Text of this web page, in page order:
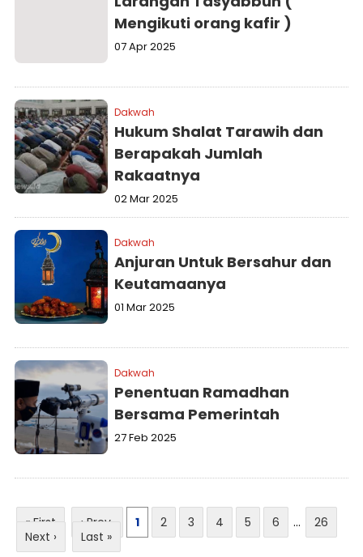
Mengikuti orang kafir )
07 Apr 2025
Dakwah
Hukum Shalat Tarawih dan
Berapakah Jumlah
Rakaatnya
02 Mar 2025
Dakwah
Anjuran Untuk Bersahur dan
Keutamaanya
01 Mar 2025
Dakwah
Penentuan Ramadhan
Bersama Pemerintah
27 Feb 2025
« First ‹ Prev 1 2 3 4 5 6 ...
26
Next ›
Last »